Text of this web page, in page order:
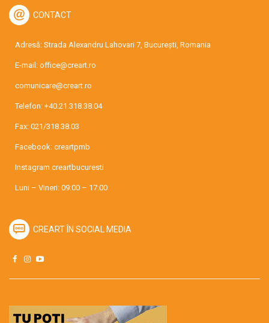
CONTACT
Adresă: Strada Alexandru Lahovari 7, București, Romania
E-mail: office@creart.ro
comunicare@creart.ro
Telefon: +40.21.318.38.04
Fax: 021/318.38.03
Facebook: creartpmb
Instagram creartbucuresti
Luni – Vineri: 09:00 – 17:00
CREART ÎN SOCIAL MEDIA